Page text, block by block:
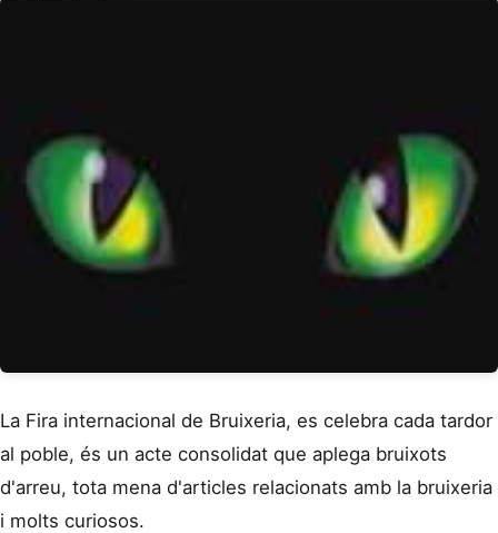
La Fira internacional de Bruixeria, es celebra cada tardor
al poble, és un acte consolidat que aplega bruixots
d'arreu, tota mena d'articles relacionats amb la bruixeria
i molts curiosos.